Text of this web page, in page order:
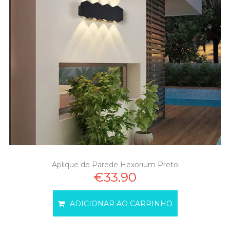
Aplique de Parede Hexorium Preto
€33.90
ADICIONAR AO CARRINHO